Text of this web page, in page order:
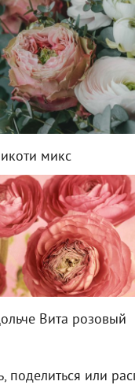
микс
Вита розовый
поделиться или